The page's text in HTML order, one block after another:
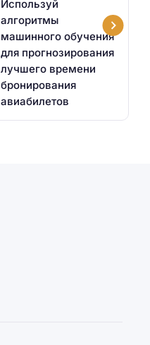
Используй
алгоритмы
машинного обучения
для прогнозирования
лучшего времени
бронирования
авиабилетов